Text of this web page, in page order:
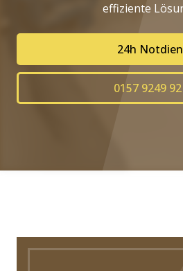
effiziente
24h
0157 9249